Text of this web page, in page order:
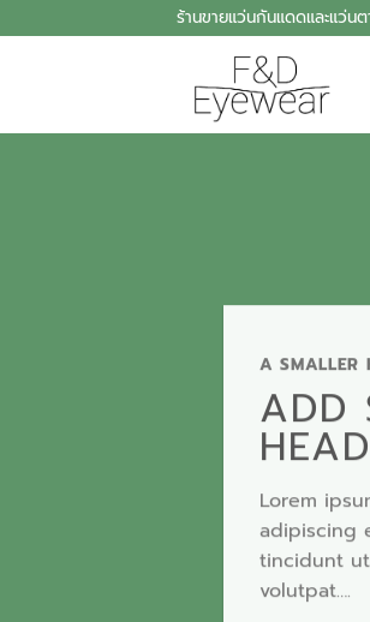
ร้านขายแว่นกันแดดและแว่นต
A SMALLER
ADD
Lorem
adipiscing
tincidunt
volutpat….